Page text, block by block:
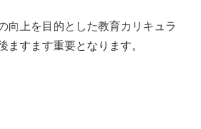
向上を目的とした教育カリキュラ
ますます重要となります。